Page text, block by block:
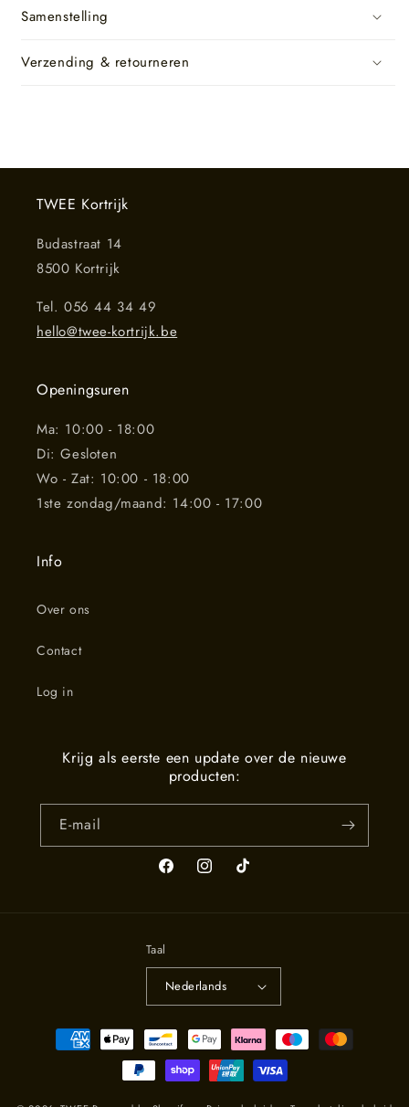
Samenstelling
Verzending & retourneren
TWEE Kortrijk
Budastraat 14
8500 Kortrijk
Tel. 056 44 34 49
hello@twee-kortrijk.be
Openingsuren
Ma: 10:00 - 18:00
Di: Gesloten
Wo - Zat: 10:00 - 18:00
1ste zondag/maand: 14:00 - 17:00
Info
Over ons
Contact
Log in
Krijg als eerste een update over de nieuwe
producten:
E‑mail
FacebookInstagramTikTok
Taal
Nederlands
Betaalmethoden